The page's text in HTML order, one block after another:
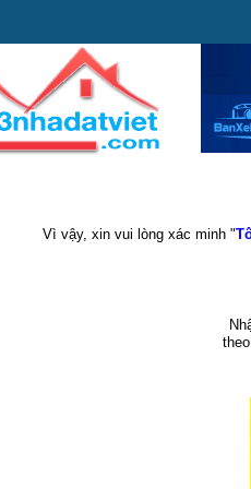
Vì vậy, xin vui lòng xác minh "